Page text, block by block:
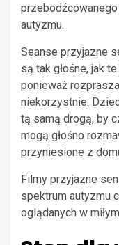
autyzmu.
Seanse przyjazne
są tak głośne, jak
ponieważ
niekorzystnie.
tą samą drogą, by
mogą głośno
przyniesione z
Filmy przyjazne
spektrum autyzmu
oglądanych w